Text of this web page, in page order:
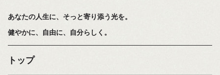
あなたの人生に、そっと寄り添う光を。
健やかに、自由に、自分らしく。
トップ